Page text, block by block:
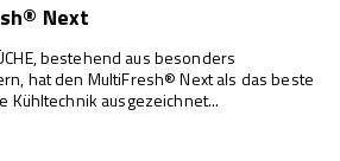
Next
bestehend aus besonders
hat den MultiFresh® Next als das beste
Kühltechnik ausgezeichnet...